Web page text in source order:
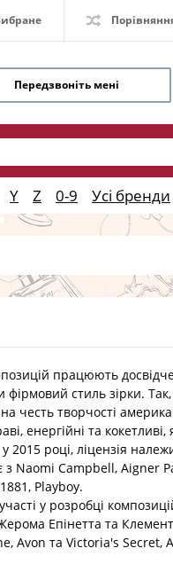
Передзвоніть мені
Y Z 0-9 Усі бренди
працюють
фірмовий стиль зірки.
честь творчості
енергійні та кокетливі,
році, ліцензія
з Naomi Campbell, Aigner
Playboy.
у розробці
Епінетта та
Avon та Victoria's Secret,